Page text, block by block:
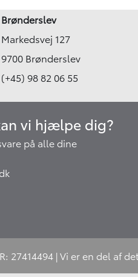
Brønderslev
Markedsvej 127
9700 Brønderslev
(+45) 98 82 06 55
vi hjælpe dig?
på alle dine
27414494 | Vi er en del af